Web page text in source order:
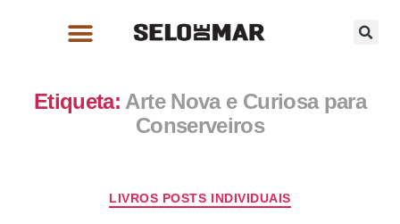
Etiqueta: Arte Nova e Curiosa para
Conserveiros
LIVROS POSTS INDIVIDUAIS